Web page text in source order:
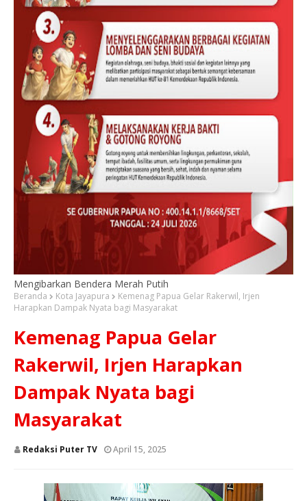
Mengibarkan Bendera Merah Putih
Beranda Kota Jayapura
Kemenag Papua Gelar Rakerwil, Irjen
Harapkan Dampak Nyata bagi Masyarakat
Kemenag Papua Gelar
Rakerwil, Irjen Harapkan
Dampak Nyata bagi
Masyarakat
Redaksi Puter TV April 15, 2025